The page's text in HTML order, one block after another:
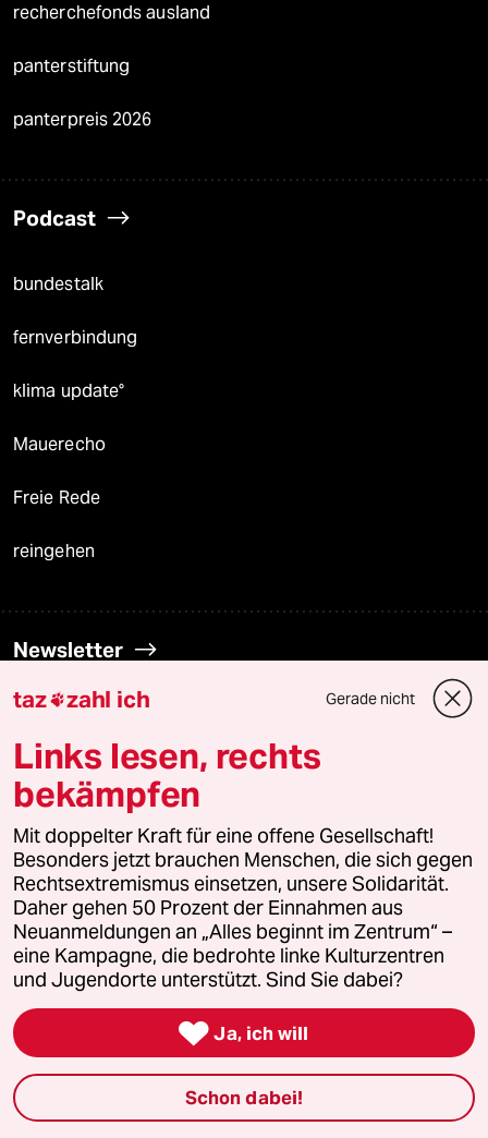
recherchefonds ausland
panterstiftung
panterpreis 2026
Podcast
bundestalk
fernverbindung
klima update°
Mauerecho
Freie Rede
reingehen
Newsletter
team zukunft
taz frisch
taz lab Infobrief
Veranstaltungen
Demnächst
Vor Ort
taz zahl ich Gerade nicht
Links lesen, rechts
bekämpfen
Mit doppelter Kraft für eine offene Gesellschaft!
Besonders jetzt brauchen Menschen, die sich gegen
Rechtsextremismus einsetzen, unsere Solidarität.
Daher gehen 50 Prozent der Einnahmen aus
Neuanmeldungen an „Alles beginnt im Zentrum“ –
eine Kampagne, die bedrohte linke Kulturzentren
und Jugendorte unterstützt. Sind Sie dabei?
 Ja, ich will
Schon dabei!